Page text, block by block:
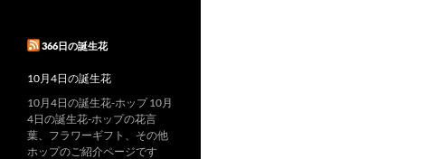
366日の誕生花
10月4日の誕生花
10月4日の誕生花-ホップ 10月
4日の誕生花-ホップの花言
葉、フラワーギフト、その他
ホップのご紹介ページです